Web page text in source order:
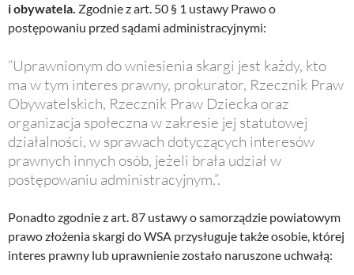
i obywatela. Zgodnie z art. 50 § 1 ustawy Prawo o
postępowaniu przed sądami administracyjnymi:
“Uprawnionym do wniesienia skargi jest każdy, kto
ma w tym interes prawny, prokurator, Rzecznik Praw
Obywatelskich, Rzecznik Praw Dziecka oraz
organizacja społeczna w zakresie jej statutowej
działalności, w sprawach dotyczących interesów
prawnych innych osób, jeżeli brała udział w
postępowaniu administracyjnym.”.
Ponadto zgodnie z art. 87 ustawy o samorządzie powiatowym
prawo złożenia skargi do WSA przysługuje także osobie, której
interes prawny lub uprawnienie zostało naruszone uchwałą: